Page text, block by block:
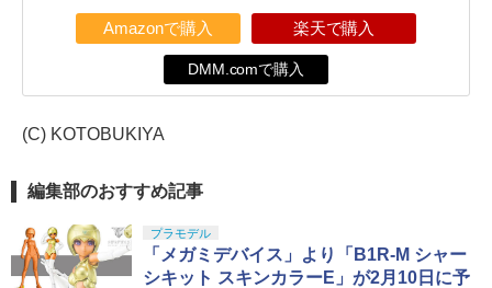
Amazonで購入 楽天で購入
DMM.comで購入
(C) KOTOBUKIYA
編集部のおすすめ記事
プラモデル
「メガミデバイス」より「B1R-M シャー
シキット スキンカラーE」が2月10日に予